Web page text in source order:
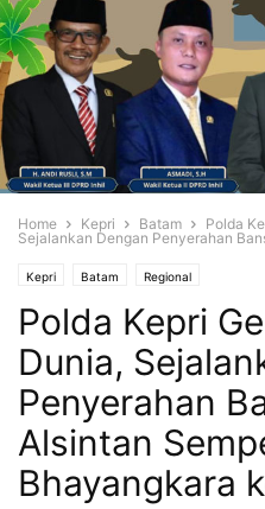
Home Kepri Batam
Polda
Sejalankan Dengan Penyerahan
Kepri Batam Regional
Polda Kepri
Dunia,
Penyerahan
Alsintan
Bhayangkara